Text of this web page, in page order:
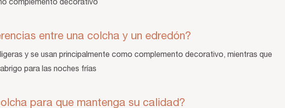
complemento decorativo
entre una colcha y un edredón?
y se usan principalmente como complemento decorativo, mientras que
para las noches frías
para que mantenga su calidad?